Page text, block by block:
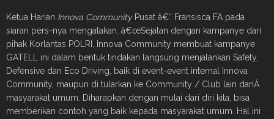
Ketua Harian Innova Community Pusat â€“ Fransisca FA pada
siaran pers-nya mengatakan, â€œSejalan dengan kampanye dari
pihak Korlantas POLRI, Innova Community membuat kampanye
GATELL ini dalam bentuk tindakan langsung menjalankan Safety,
Defensive dan Eco Driving, baik di event-event internal Innova
Community, maupun di tularkan ke Community / Club lain danÂ
masyarakat umum. Diharapkan dengan mulai dari diri kita, bisa
memberikan contoh yang baik kepada masyarakat umum. Hal ini